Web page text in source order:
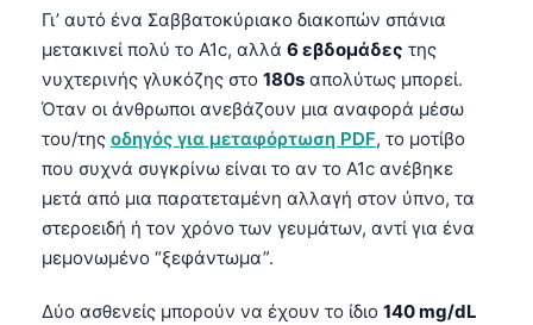
Γι’ αυτό ένα Σαββατοκύριακο διακοπών σπάνια
μετακινεί πολύ το A1c, αλλά 6 εβδομάδες της
νυχτερινής γλυκόζης στο 180s απολύτως μπορεί.
Όταν οι άνθρωποι ανεβάζουν μια αναφορά μέσω
του/της οδηγός για μεταφόρτωση PDF, το μοτίβο
που συχνά συγκρίνω είναι το αν το A1c ανέβηκε
μετά από μια παρατεταμένη αλλαγή στον ύπνο, τα
στεροειδή ή τον χρόνο των γευμάτων, αντί για ένα
μεμονωμένο “ξεφάντωμα”.
Δύο ασθενείς μπορούν να έχουν το ίδιο 140 mg/dL
Հայերեն
Íslenska
Српски језик
Svenska
Bosanski
Azərbaycan dili
Eesti